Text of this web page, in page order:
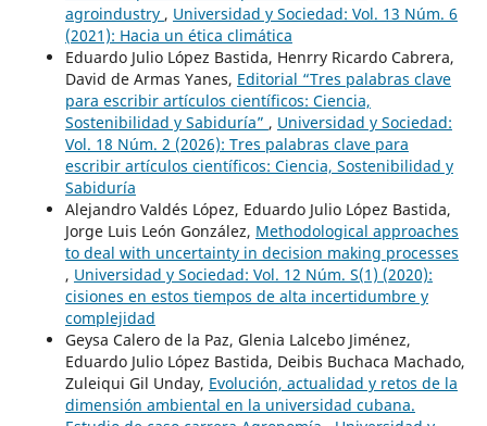
agroindustry , Universidad y Sociedad: Vol. 13 Núm. 6
(2021): Hacia un ética climática
Eduardo Julio López Bastida, Henrry Ricardo Cabrera,
David de Armas Yanes, Editorial “Tres palabras clave
para escribir artículos científicos: Ciencia,
Sostenibilidad y Sabiduría” , Universidad y Sociedad:
Vol. 18 Núm. 2 (2026): Tres palabras clave para
escribir artículos científicos: Ciencia, Sostenibilidad y
Sabiduría
Alejandro Valdés López, Eduardo Julio López Bastida,
Jorge Luis León González, Methodological approaches
to deal with uncertainty in decision making processes
, Universidad y Sociedad: Vol. 12 Núm. S(1) (2020):
cisiones en estos tiempos de alta incertidumbre y
complejidad
Geysa Calero de la Paz, Glenia Lalcebo Jiménez,
Eduardo Julio López Bastida, Deibis Buchaca Machado,
Zuleiqui Gil Unday, Evolución, actualidad y retos de la
dimensión ambiental en la universidad cubana.